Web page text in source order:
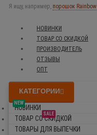
Я ищу, например, порошок Rainbow
НОВИНКИ
ТОВАР СО СКИДКОЙ
ПРОИЗВОДИТЕЛЬ
ОТЗЫВЫ
ОПТ
КАТЕГОРИИ
NEW
НОВИНКИ
SALE
ТОВАР СО СКИДКОЙ
ТОВАРЫ ДЛЯ ВЫПЕЧКИ